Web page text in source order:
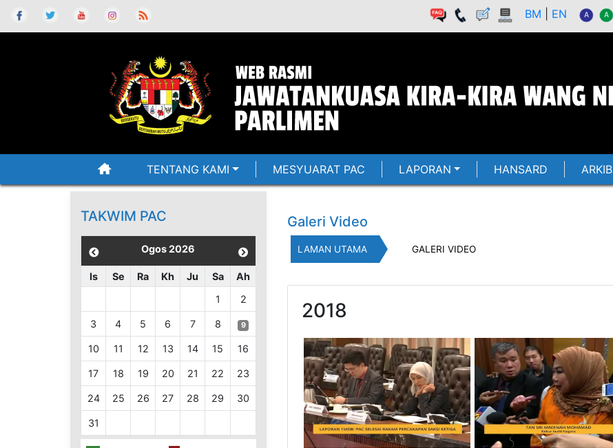
BM EN
TENTANG KAMI MESYUARAT PAC LAPORAN HANSARD ARKIB
Galeri Video
LAMAN UTAMA GALERI VIDEO
2018
TAKWIM PAC
Ogos 2026
Is Se Ra Kh Ju Sa
Ah
1
2
3 4 5 6 7 8 9
10 11 12 13 14 15 16
17 18 19 20 21 22 23
24 25 26 27 28 29 30
31